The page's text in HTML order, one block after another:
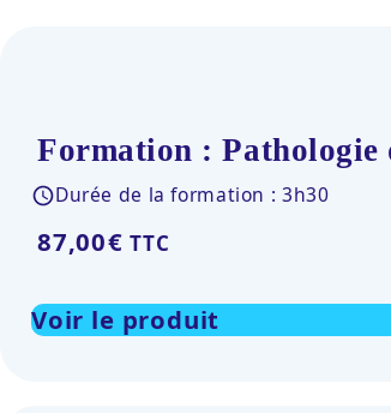
Formation : Pathologie
Durée de la formation : 3h30
87,00€ TTC
Voir le produit